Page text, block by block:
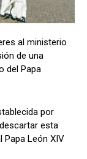
al ministerio
de una
del Papa
por
esta
Papa León XIV